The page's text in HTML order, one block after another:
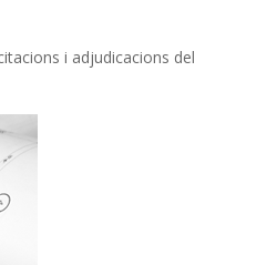
i adjudicacions del